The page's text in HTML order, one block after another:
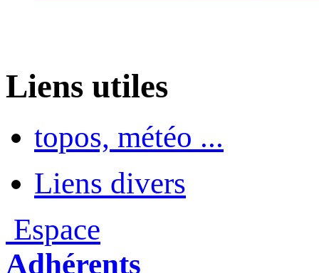
Liens utiles
topos, météo ...
Liens divers
Espace
Adhérents